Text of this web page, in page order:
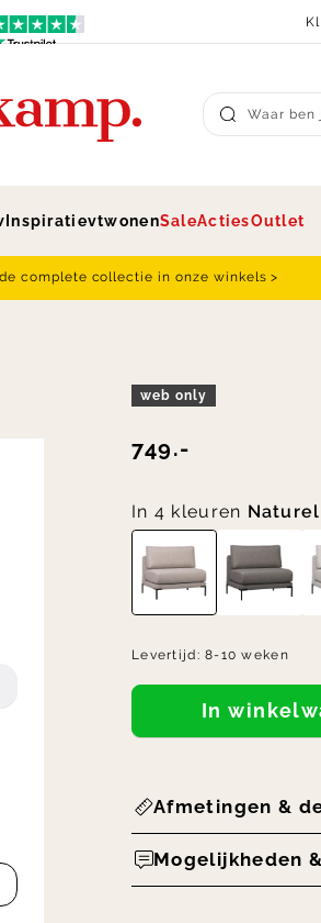
Submit
InspiratievtwonenSaleActiesOutlet
de complete collectie in onze winkels >
web only
749.-
In 4 kleuren Naturel
Levertijd:8-10 weken
In
Afmetingen &
Mogelijkheden